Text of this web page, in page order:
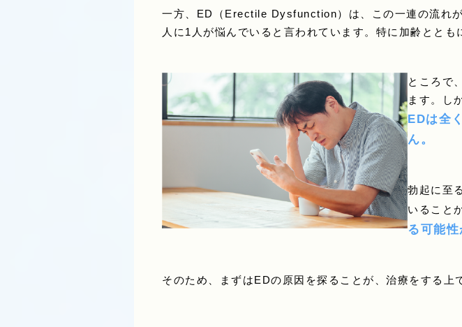
一方、ED（Erectile Dysfunction）は、この一連の流れ
人に1人が悩んでいると言われています。特に加齢ととも
ところで
ます。し
EDは全
ん。
勃起に至
いること
る可能性
そのため、まずはEDの原因を探ることが、治療をする上